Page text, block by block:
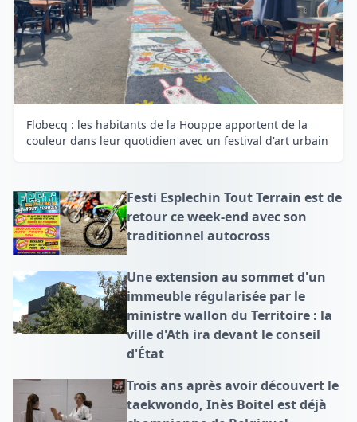
Flobecq : les habitants de la Houppe apportent de la
couleur dans leur quotidien avec un festival d'art urbain
Festi Esplechin Tout Terrain est de
retour ce week-end avec son
traditionnel autocross
Une extension au sommet d'un
immeuble régularisée par le
ministre wallon du Territoire : la
ville d'Ath ira devant le conseil
d'État
Trois ans après avoir découvert le
taekwondo, Inès Boitel est déjà